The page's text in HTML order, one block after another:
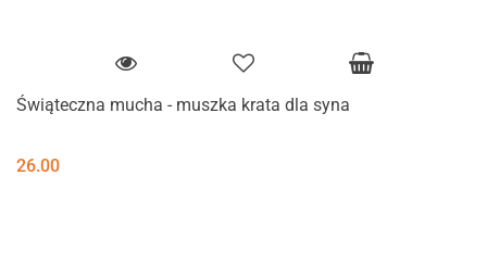
Świąteczna mucha - muszka krata dla syna
26.00